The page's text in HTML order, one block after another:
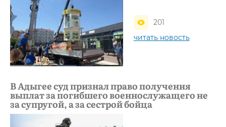
201
читать новость
В Адыгее суд признал право получения
выплат за погибшего военнослужащего не
за супругой, а за сестрой бойца